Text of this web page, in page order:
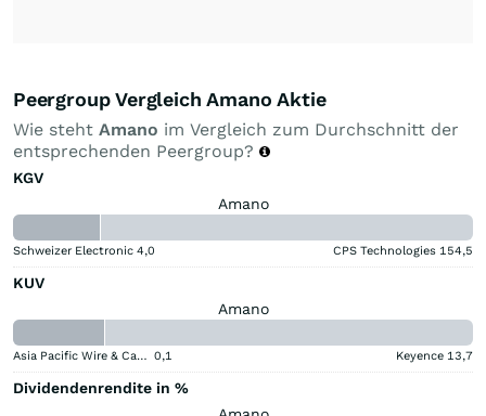
Peergroup Vergleich Amano Aktie
Wie steht Amano im Vergleich zum Durchschnitt der
entsprechenden Peergroup?
KGV
Amano
Schweizer Electronic 4,0 CPS Technologies 154,5
KUV
Amano
Asia Pacific Wire & Cable 0,1 Keyence 13,7
Dividendenrendite in %